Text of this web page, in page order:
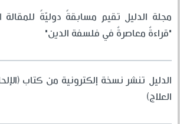
مجلة الدليل تقيم مسابقةً دوليّةً للمقالة
"قراءةٌ معاصرةٌ في فلسفة الدين"
الدليل تنشر نسخة إلكترونية من كتاب
العلاج)